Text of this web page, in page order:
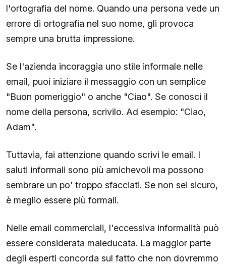
l'ortografia del nome. Quando una persona vede un
errore di ortografia nel suo nome, gli provoca
sempre una brutta impressione.
Se l'azienda incoraggia uno stile informale nelle
email, puoi iniziare il messaggio con un semplice
"Buon pomeriggio" o anche "Ciao". Se conosci il
nome della persona, scrivilo. Ad esempio: "Ciao,
Adam".
Tuttavia, fai attenzione quando scrivi le email. I
saluti informali sono più amichevoli ma possono
sembrare un po' troppo sfacciati. Se non sei sicuro,
è meglio essere più formali.
Nelle email commerciali, l'eccessiva informalità può
essere considerata maleducata. La maggior parte
degli esperti concorda sul fatto che non dovremmo